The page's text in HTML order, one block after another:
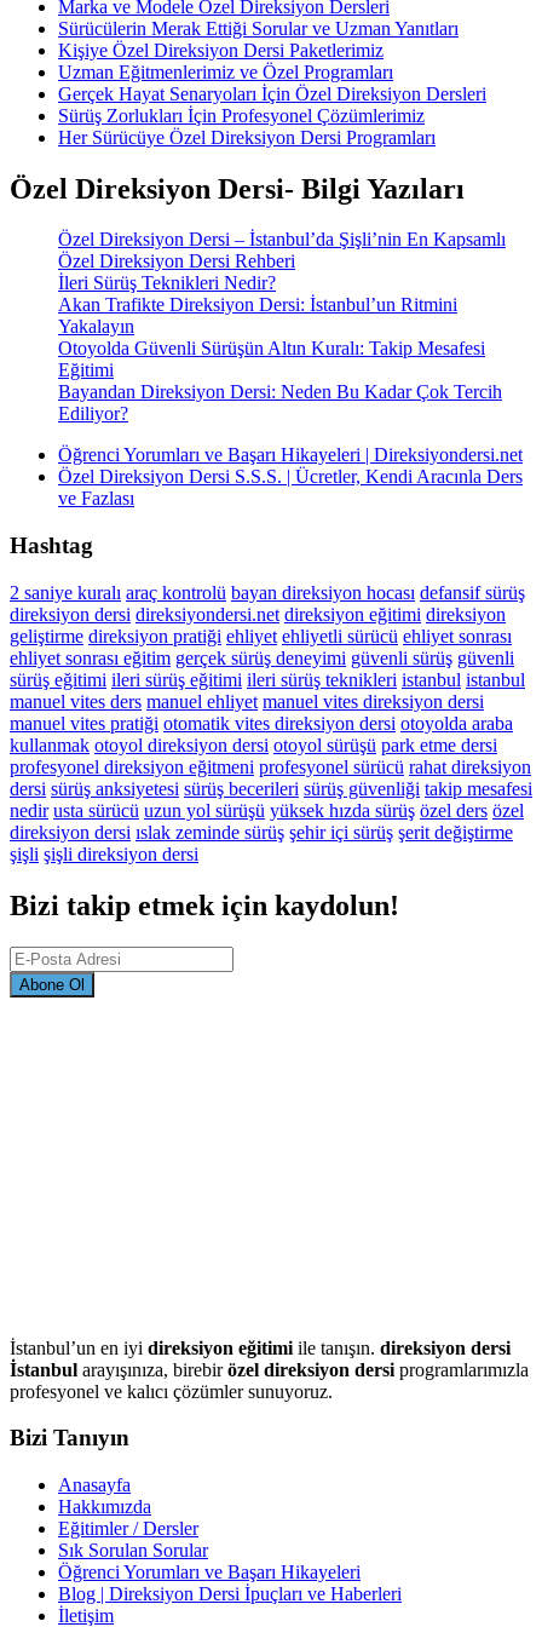
Marka ve Modele Özel Direksiyon Dersleri
Sürücülerin Merak Ettiği Sorular ve Uzman Yanıtları
Kişiye Özel Direksiyon Dersi Paketlerimiz
Uzman Eğitmenlerimiz ve Özel Programları
Gerçek Hayat Senaryoları İçin Özel Direksiyon Dersleri
Sürüş Zorlukları İçin Profesyonel Çözümlerimiz
Her Sürücüye Özel Direksiyon Dersi Programları
Özel Direksiyon Dersi- Bilgi Yazıları
Özel Direksiyon Dersi – İstanbul’da Şişli’nin En Kapsamlı
Özel Direksiyon Dersi Rehberi
İleri Sürüş Teknikleri Nedir?
Akan Trafikte Direksiyon Dersi: İstanbul’un Ritmini
Yakalayın
Otoyolda Güvenli Sürüşün Altın Kuralı: Takip Mesafesi
Eğitimi
Bayandan Direksiyon Dersi: Neden Bu Kadar Çok Tercih
Ediliyor?
Öğrenci Yorumları ve Başarı Hikayeleri | Direksiyondersi.net
Özel Direksiyon Dersi S.S.S. | Ücretler, Kendi Aracınla Ders
ve Fazlası
Hashtag
2 saniye kuralı araç kontrolü bayan direksiyon hocası defansif sürüş
direksiyon dersi direksiyondersi.net direksiyon eğitimi direksiyon
geliştirme direksiyon pratiği ehliyet ehliyetli sürücü ehliyet sonrası
ehliyet sonrası eğitim gerçek sürüş deneyimi güvenli sürüş güvenli
sürüş eğitimi ileri sürüş eğitimi ileri sürüş teknikleri istanbul istanbul
manuel vites ders manuel ehliyet manuel vites direksiyon dersi
manuel vites pratiği otomatik vites direksiyon dersi otoyolda araba
kullanmak otoyol direksiyon dersi otoyol sürüşü park etme dersi
profesyonel direksiyon eğitmeni profesyonel sürücü rahat direksiyon
dersi sürüş anksiyetesi sürüş becerileri sürüş güvenliği takip mesafesi
nedir usta sürücü uzun yol sürüşü yüksek hızda sürüş özel ders özel
direksiyon dersi ıslak zeminde sürüş şehir içi sürüş şerit değiştirme
şişli şişli direksiyon dersi
Bizi takip etmek için kaydolun!
Abone Ol
İstanbul’un en iyi direksiyon eğitimi ile tanışın. direksiyon dersi
İstanbul arayışınıza, birebirözel direksiyon dersi programlarımızla
profesyonel ve kalıcı çözümler sunuyoruz.
Bizi Tanıyın
Anasayfa
Hakkımızda
Eğitimler / Dersler
Sık Sorulan Sorular
Öğrenci Yorumları ve Başarı Hikayeleri
Blog | Direksiyon Dersi İpuçları ve Haberleri
İletişim